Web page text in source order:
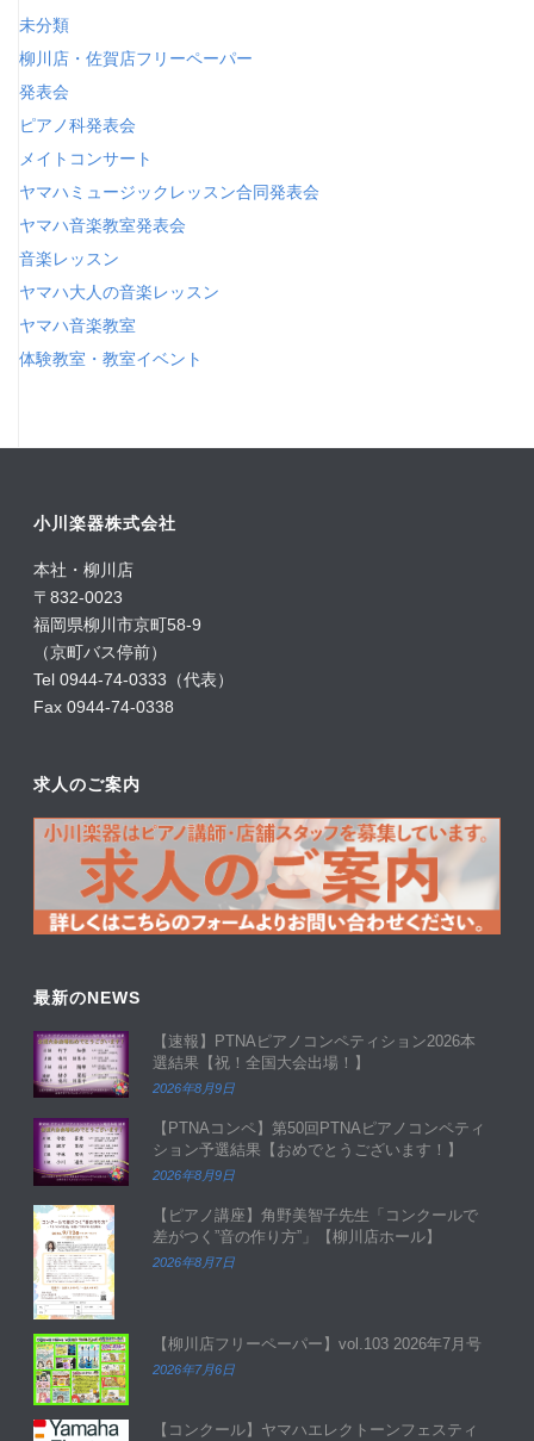
未分類
柳川店・佐賀店フリーペーパー
発表会
ピアノ科発表会
メイトコンサート
ヤマハミュージックレッスン合同発表会
ヤマハ音楽教室発表会
音楽レッスン
ヤマハ大人の音楽レッスン
ヤマハ音楽教室
体験教室・教室イベント
小川楽器株式会社
本社・柳川店
〒832-0023
福岡県柳川市京町58-9
（京町バス停前）
Tel 0944-74-0333（代表）
Fax 0944-74-0338
求人のご案内
最新のNEWS
【速報】PTNAピアノコンペティション2026本
選結果【祝！全国大会出場！】
2026年8月9日
【PTNAコンペ】第50回PTNAピアノコンペティ
ション予選結果【おめでとうございます！】
2026年8月9日
【ピアノ講座】角野美智子先生「コンクールで
差がつく”音の作り方”」【柳川店ホール】
2026年8月7日
【柳川店フリーペーパー】vol.103 2026年7月号
2026年7月6日
【コンクール】ヤマハエレクトーンフェスティ